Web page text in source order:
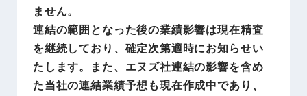
ません。
連結の範囲となった後の業績影響は現在精査
を継続しており、確定次第適時にお知らせい
たします。また、エヌズ社連結の影響を含め
た当社の連結業績予想も現在作成中であり、